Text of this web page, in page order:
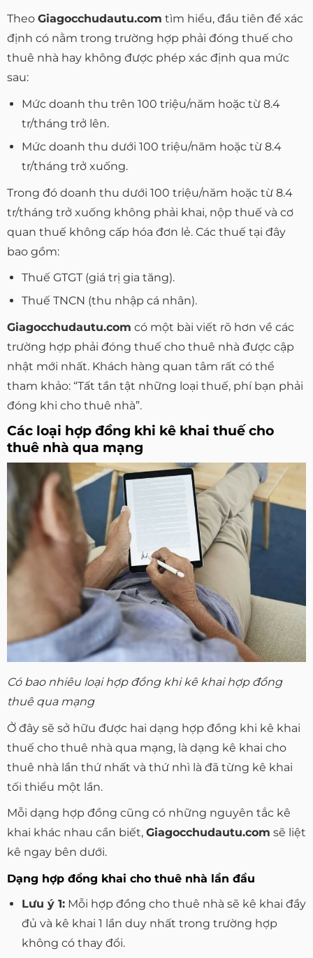
Theo Giagocchudautu.com tìm hiểu, đầu tiên để xác
định có nằm trong trường hợp phải đóng thuế cho
thuê nhà hay không được phép xác định qua mức
sau:
Mức doanh thu trên 100 triệu/năm hoặc từ 8.4
tr/tháng trở lên.
Mức doanh thu dưới 100 triệu/năm hoặc từ 8.4
tr/tháng trở xuống.
Trong đó doanh thu dưới 100 triệu/năm hoặc từ 8.4
tr/tháng trở xuống không phải khai, nộp thuế và cơ
quan thuế không cấp hóa đơn lẻ. Các thuế tại đây
bao gồm:
Thuế GTGT (giá trị gia tăng).
Thuế TNCN (thu nhập cá nhân).
Giagocchudautu.com có một bài viết rõ hơn về các
trường hợp phải đóng thuế cho thuê nhà được cập
nhật mới nhất. Khách hàng quan tâm rất có thể
tham khảo: “Tất tần tật những loại thuế, phí bạn phải
đóng khi cho thuê nhà”.
Các loại hợp đồng khi kê khai thuế cho
thuê nhà qua mạng
Có bao nhiêu loại hợp đồng khi kê khai hợp đồng
thuê qua mạng
Ở đây sẽ sở hữu được hai dạng hợp đồng khi kê khai
thuế cho thuê nhà qua mạng, là dạng kê khai cho
thuê nhà lần thứ nhất và thứ nhì là đã từng kê khai
tối thiểu một lần.
Mỗi dạng hợp đồng cũng có những nguyên tắc kê
khai khác nhau cần biết, Giagocchudautu.com sẽ liệt
kê ngay bên dưới.
Dạng hợp đồng khai cho thuê nhà lần đầu
Lưu ý 1:Mỗi hợp đồng cho thuê nhà sẽ kê khai đầy
đủ và kê khai 1 lần duy nhất trong trường hợp
không có thay đổi.